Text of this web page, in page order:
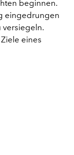
beginnen.
eingedrungen
versiegeln.
eines